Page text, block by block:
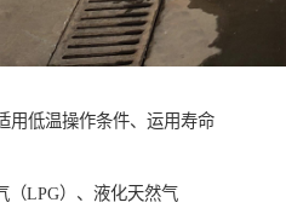
用低温操作条件、运用寿命
（LPG）、液化天然气